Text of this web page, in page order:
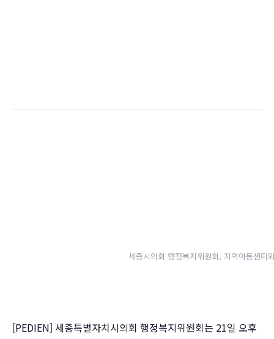
세종시의회 행정복지위원회, 지역아동센터
[PEDIEN] 세종특별자치시의회 행정복지위원회는 21일 오후